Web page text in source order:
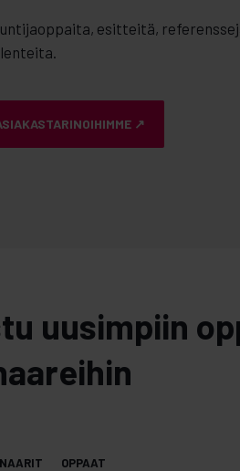
esitteitä,
↗
uusimpiin
OPPAAT